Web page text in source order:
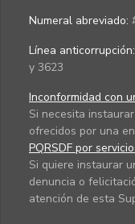
Numeral abreviado:
Línea anticorrupción:
y 3623
Inconformidad con
Si necesita
ofrecidos por una
PQRSDF por
Si quiere instaurar
denuncia o
atención de esta